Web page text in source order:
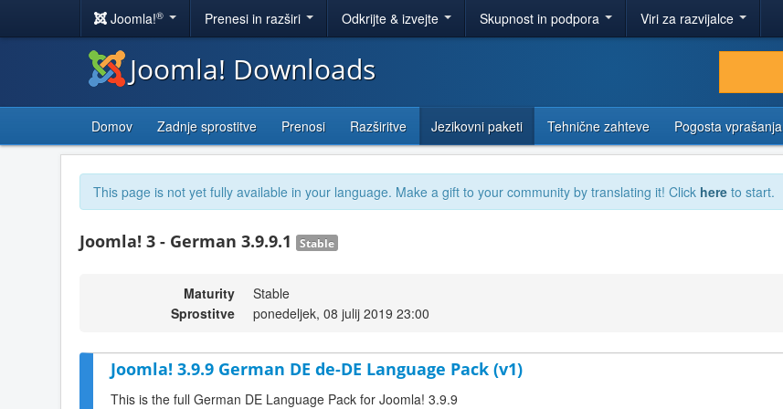
Joomla!® Prenesi in razširi Odkrijte & izvejte Skupnost in podpora Viri za razvijalce
Joomla! Downloads
Domov Zadnje sprostitve Prenosi Razširitve Jezikovni paketi Tehnične zahteve Pogosta vprašanja
This page is not yet fully available in your language. Make a gift to your community by translating it! Click here to start.
Joomla! 3 - German 3.9.9.1 Stable
Maturity
Stable
Sprostitve
ponedeljek, 08 julij 2019 23:00
Joomla! 3.9.9 German DE de-DE Language Pack (v1)
This is the full German DE Language Pack for Joomla! 3.9.9